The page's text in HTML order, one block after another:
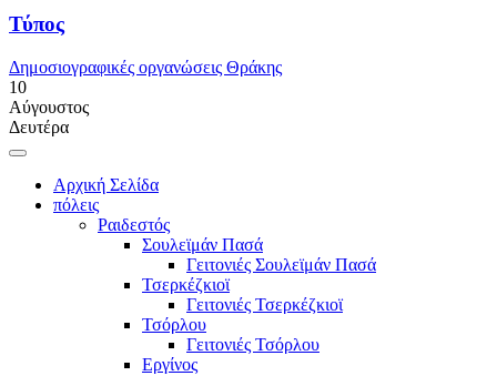
Τύπος
Δημοσιογραφικές οργανώσεις Θράκης
10
Αύγουστος
Δευτέρα
Αρχική Σελίδα
πόλεις
Ραιδεστός
Σουλεϊμάν Πασά
Γειτονιές Σουλεϊμάν Πασά
Τσερκέζκιοϊ
Γειτονιές Τσερκέζκιοϊ
Τσόρλου
Γειτονιές Τσόρλου
Εργίνος